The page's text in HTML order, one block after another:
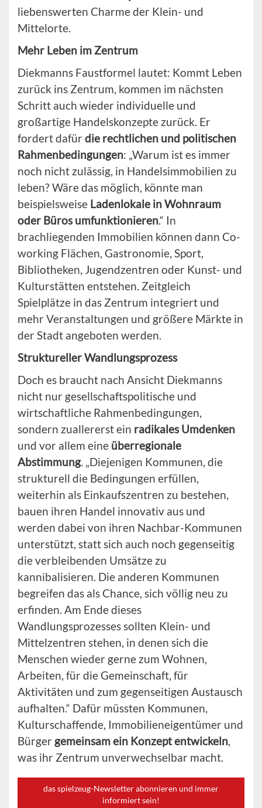
liebenswerten Charme der Klein- und
Mittelorte.
Mehr Leben im Zentrum
Diekmanns Faustformel lautet: Kommt Leben
zurück ins Zentrum, kommen im nächsten
Schritt auch wieder individuelle und
großartige Handelskonzepte zurück. Er
fordert dafürdie rechtlichen und politischen
Rahmenbedingungen: „Warum ist es immer
noch nicht zulässig, in Handelsimmobilien zu
leben? Wäre das möglich, könnte man
beispielsweise Ladenlokale in Wohnraum
oder Büros umfunktionieren.“ In
brachliegenden Immobilien können dann Co-
working Flächen, Gastronomie, Sport,
Bibliotheken, Jugendzentren oder Kunst- und
Kulturstätten entstehen. Zeitgleich
Spielplätze in das Zentrum integriert und
mehr Veranstaltungen und größere Märkte in
der Stadt angeboten werden.
Struktureller Wandlungsprozess
Doch es braucht nach Ansicht Diekmanns
nicht nur gesellschaftspolitische und
wirtschaftliche Rahmenbedingungen,
sondern zuallererst ein radikales Umdenken
und vor allem eine überregionale
Abstimmung. „Diejenigen Kommunen, die
strukturell die Bedingungen erfüllen,
weiterhin als Einkaufszentren zu bestehen,
bauen ihren Handel innovativ aus und
werden dabei von ihren Nachbar-Kommunen
unterstützt, statt sich auch noch gegenseitig
die verbleibenden Umsätze zu
kannibalisieren. Die anderen Kommunen
begreifen das als Chance, sich völlig neu zu
erfinden. Am Ende dieses
Wandlungsprozesses sollten Klein- und
Mittelzentren stehen, in denen sich die
Menschen wieder gerne zum Wohnen,
Arbeiten, für die Gemeinschaft, für
Aktivitäten und zum gegenseitigen Austausch
aufhalten.“ Dafür müssten Kommunen,
Kulturschaffende, Immobilieneigentümer und
Bürgergemeinsam ein Konzept entwickeln,
was ihr Zentrum unverwechselbar macht.
das spielzeug-Newsletter abonnieren und immer
informiert sein!